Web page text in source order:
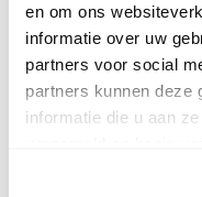
en om ons
informatie over uw
partners voor social
partners kunnen deze
informatie die u aan
€ 5 € 20
Titel
Voornaam